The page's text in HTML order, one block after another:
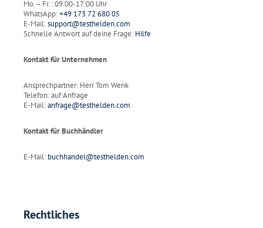
Mo. – Fr. : 09:00-17:00 Uhr
WhatsApp:+49 173 72 680 05
E-Mail:support@testhelden.com
Schnelle Antwort auf deine Frage: Hilfe
Kontakt für Unternehmen
Ansprechpartner: Herr Tom Wenk
Telefon: auf Anfrage
E-Mail:anfrage@testhelden.com
Kontakt für Buchhändler
E-Mail: buchhandel@testhelden.com
Rechtliches